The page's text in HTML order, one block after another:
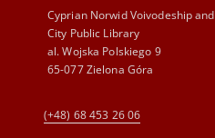
Cyprian Norwid Voivodeship and
City Public Library
al. Wojska Polskiego 9
65-077 Zielona Góra
(+48) 68 453 26 06